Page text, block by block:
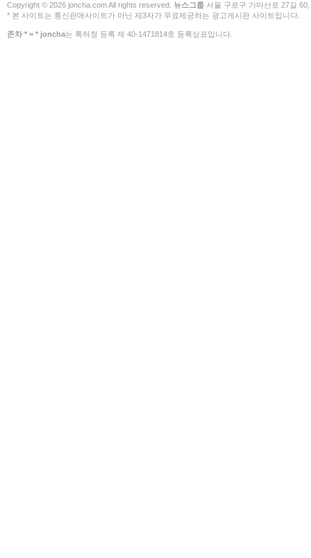
Copyright © 2026 joncha.com All rights reserved. 뉴스그룹 서울 구로구 가마산로 27길
* 본 사이트는 통신판매사이트가 아닌 제3자가 무료제공하는 광고게시판 사이트입니다.
존차 * = * joncha는 특허청 등록 제 40-1471814호 등록상표입니다.